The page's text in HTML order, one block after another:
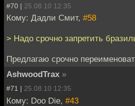
#70 | 25.08.10 12:35
Кому: Дадли Смит, #58
> Надо срочно запретить
Предлагаю срочно
AshwoodTrax »
#71 | 25.08.10 12:35
Кому: Doo Die, #43